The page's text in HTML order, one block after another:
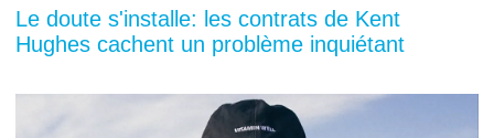
Le doute s'installe: les contrats de Kent
Hughes cachent un problème inquiétant